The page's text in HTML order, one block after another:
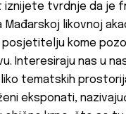
tvrdnje da je
likovnoj
posjetitelju kome
Interesiraju nas u
tematskih
eksponati,